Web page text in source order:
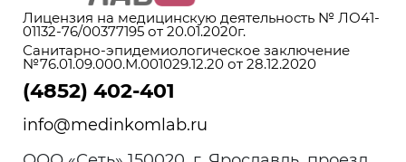
Лицензия на медицинскую деятельность № ЛО41-
01132-76/00377195 от 20.01.2020г.
Санитарно-эпидемиологическое заключение
№76.01.09.000.М.001029.12.20 от 28.12.2020
(4852) 402-401
info@medinkomlab.ru